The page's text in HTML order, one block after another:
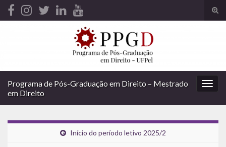
Search for:
Programa de Pós-Graduação em Direito – Mestrado
em Direito
Início do período letivo 2025/2